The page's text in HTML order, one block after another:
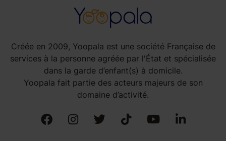
Créée en 2009, Yoopala est une société Française de
services à la personne agréée par l'État et spécialisée
dans la garde d’enfant(s) à domicile.
Yoopala fait partie des acteurs majeurs de son
domaine d’activité.